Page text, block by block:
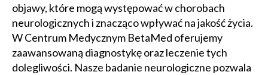
objawy, które mogą występować w chorobach
neurologicznych i znacząco wpływać na jakość życia.
W Centrum Medycznym BetaMed oferujemy
zaawansowaną diagnostykę oraz leczenie tych
dolegliwości. Nasze badanie neurologiczne pozwala